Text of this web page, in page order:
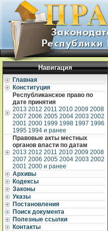
Навигация
Главная
Конституция
Республиканское право по
дате принятия
2013 2012 2011 2010 2009 2008
2007 2006 2005 2004 2003 2002
2001 2000 1999 1998 1997 1996
1995 1994 и ранее
Правовые акты местных
органов власти по датам
2013 2012 2011 2010 2009 2008
2007 2006 2005 2004 2003 2002
2001 2000 и ранее
Архивы
Кодексы
Законы
Указы
Постановления
Поиск документа
Полезные ссылки
Контакты